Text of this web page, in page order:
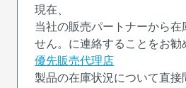
現在、
当社の販売パートナーから在
せん。に連絡することをお勧
優先販売代理店
製品の在庫状況について直接